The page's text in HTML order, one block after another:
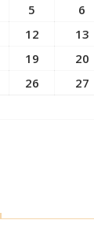
5 6
12 13
19 20
26 27